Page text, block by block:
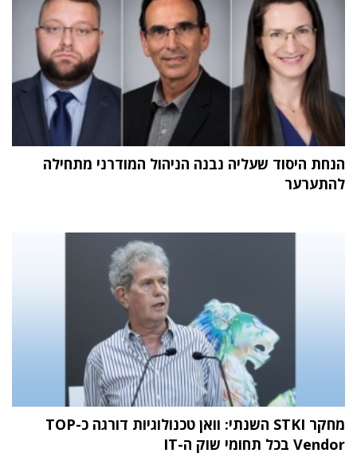
הנחת היסוד שעליה נבנה הניהול המודרני מתחילה
להתערער
מחקר STKI השנתי: וואן טכנולוגיות דורגה כ-TOP
Vendor בכל תחומי שוק ה-IT